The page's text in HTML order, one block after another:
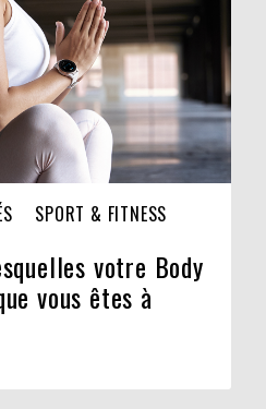
SPORT & FITNESS
votre Body
vous êtes à